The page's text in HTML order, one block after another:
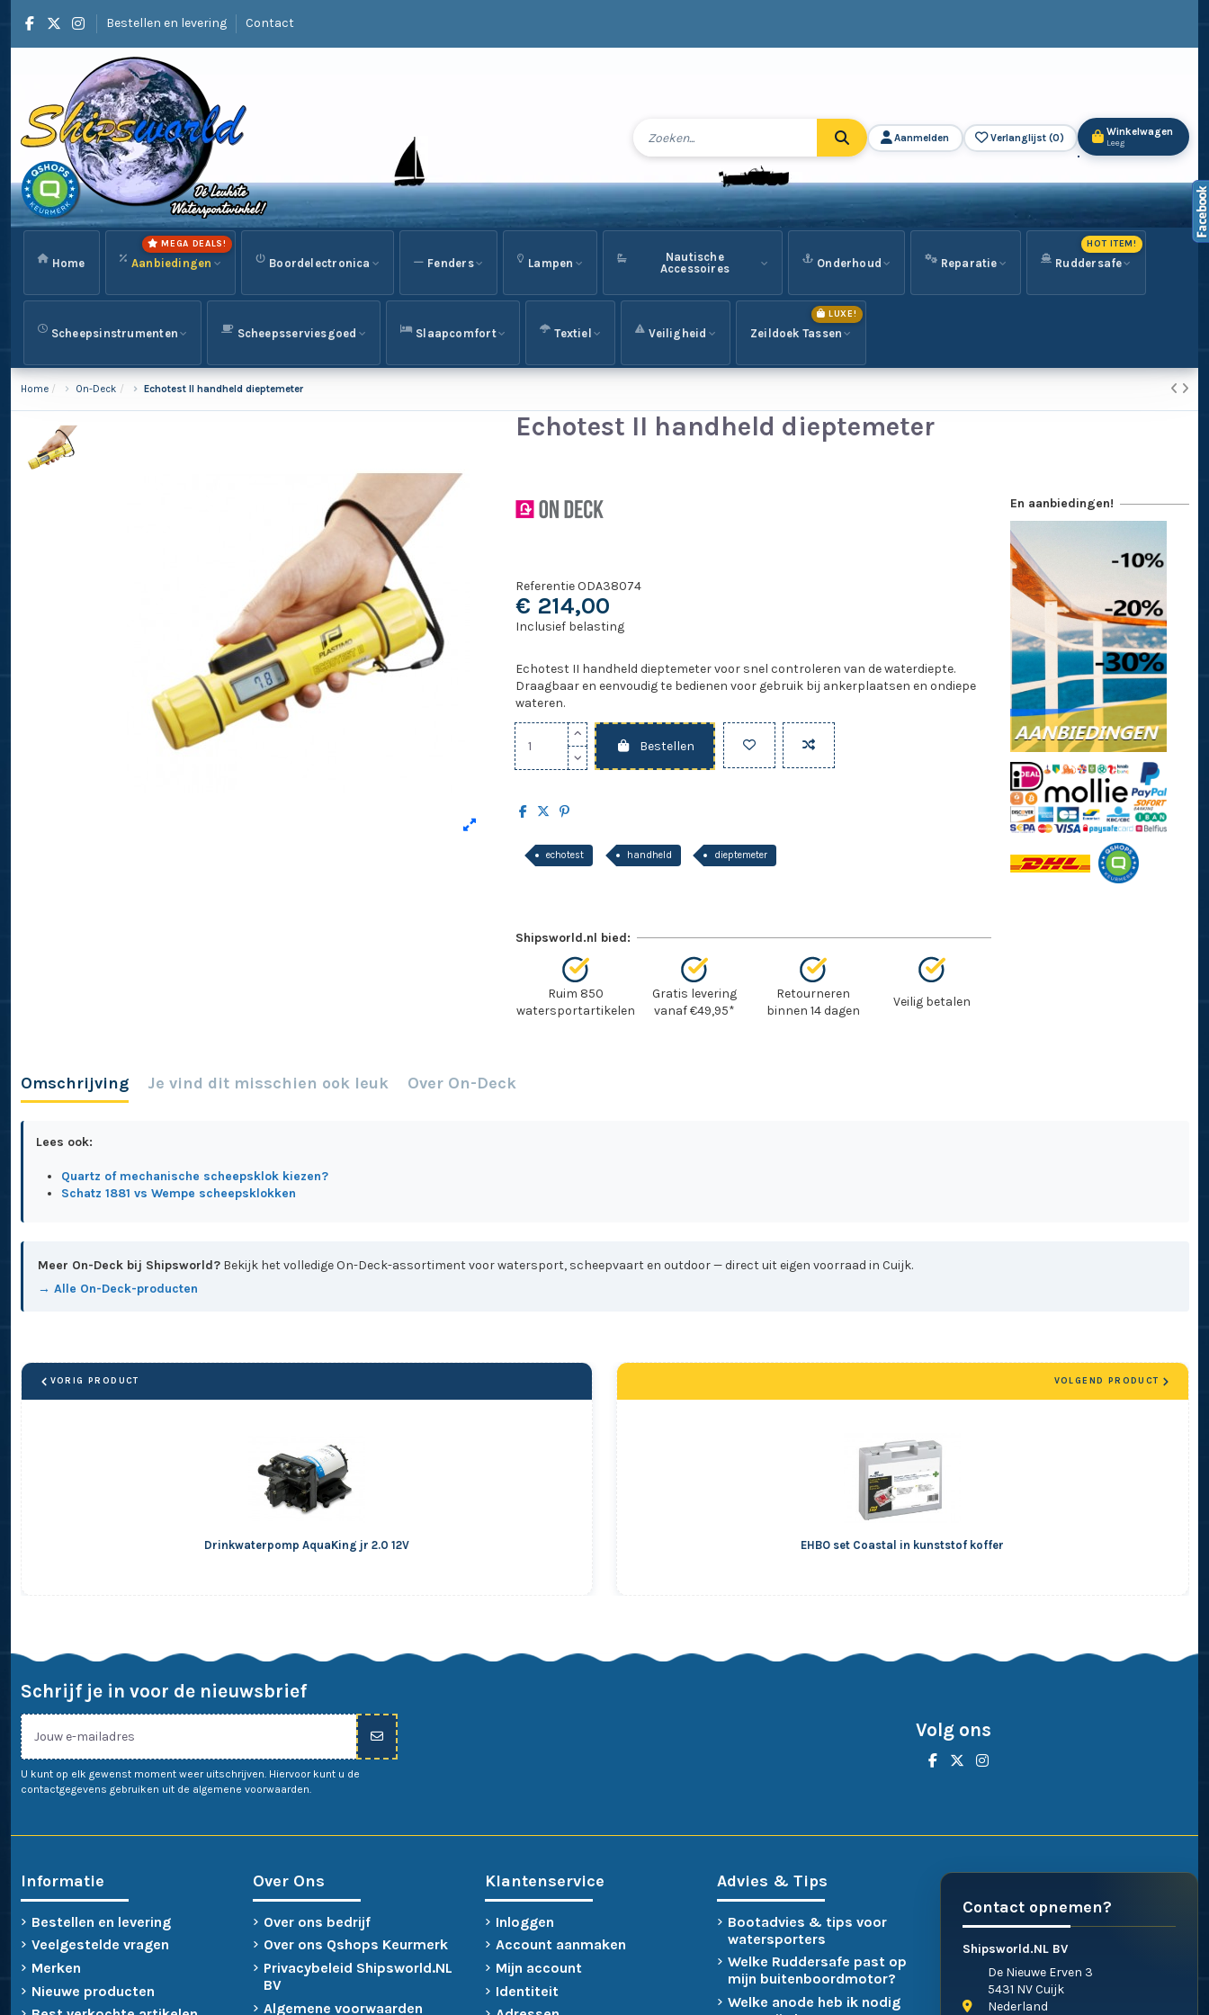
Bestellen en levering Contact
Aanmelden Verlanglijst (0) Winkelwagen
Leeg
Home Aanbiedingen
MEGA DEALS!
Boordelectronica Fenders Lampen
Nautische
Accessoires
Onderhoud Reparatie Ruddersafe
HOT ITEM!
Scheepsinstrumenten Scheepsserviesgoed Slaapcomfort Textiel Veiligheid Zeildoek Tassen
LUXE!
Home On-Deck Echotest II handheld dieptemeter
Echotest II handheld dieptemeter
Referentie ODA38074
€ 214,00
Inclusief belasting
Echotest II handheld dieptemeter voor snel controleren van de waterdiepte.
Draagbaar en eenvoudig te bedienen voor gebruik bij ankerplaatsen en ondiepe
wateren.
Bestellen
echotest handheld dieptemeter
Shipsworld.nl bied:
Ruim 850
watersportartikelen
Gratis levering
vanaf €49,95*
Retourneren
binnen 14 dagen
Veilig betalen
En aanbiedingen!
Omschrijving Je vind dit misschien ook leuk Over On-Deck
Lees ook:
Quartz of mechanische scheepsklok kiezen?
Schatz 1881 vs Wempe scheepsklokken
Meer On-Deck bij Shipsworld? Bekijk het volledige On-Deck-assortiment voor watersport, scheepvaart en outdoor — direct uit eigen voorraad in Cuijk.
→ Alle On-Deck-producten
VORIG PRODUCT
Drinkwaterpomp AquaKing jr 2.0 12V EHBO set Coastal in kunststof koffer
VOLGEND PRODUCT
Schrijf je in voor de nieuwsbrief
U kunt op elk gewenst moment weer uitschrijven. Hiervoor kunt u de
contactgegevens gebruiken uit de algemene voorwaarden.
Volg ons
Informatie
Bestellen en levering
Veelgestelde vragen
Merken
Nieuwe producten
Over Ons
Over ons bedrijf
Over ons Qshops Keurmerk
Privacybeleid Shipsworld.NL
BV
Algemene voorwaarden
Klantenservice
Inloggen
Account aanmaken
Mijn account
Identiteit
Advies & Tips
Bootadvies & tips voor
watersporters
Welke Ruddersafe past op
mijn buitenboordmotor?
Welke anode heb ik nodig
Contact opnemen?
Shipsworld.NL BV
De Nieuwe Erven 3
5431 NV Cuijk
Nederland